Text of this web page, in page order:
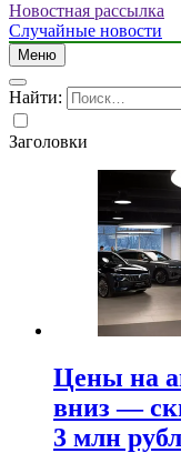
Новостная рассылка
Случайные новости
Меню
Найти:
Заголовки
Цены на
вниз —
3 млн